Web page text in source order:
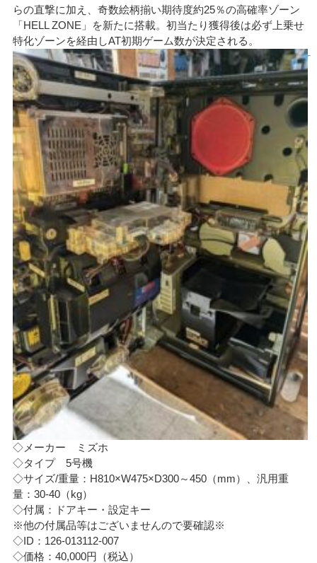
らの直撃に加え、奇数絵柄揃い期待度約25％の高確率ゾーン
「HELL ZONE」を新たに搭載。初当たり獲得後は必ず上乗せ
特化ゾーンを経由しAT初期ゲーム数が決定される。
◇メーカー ミズホ
◇タイプ 5号機
◇サイズ/重量：H810×W475×D300～450（mm）、汎用重
量：30-40（kg）
◇付属：ドアキー・設定キー
※他の付属品等はございませんので要確認※
◇ID：126-013112-007
◇価格：40,000円（税込）